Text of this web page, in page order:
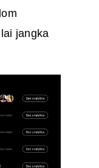
jangka